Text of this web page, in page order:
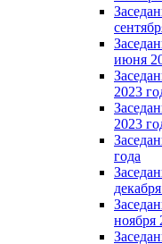
июня
2023
2023
года
ноября